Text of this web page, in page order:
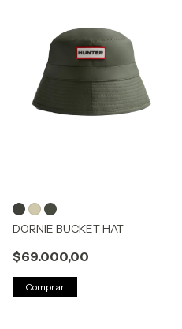
DORNIE BUCKET HAT
$69.000,00
Comprar